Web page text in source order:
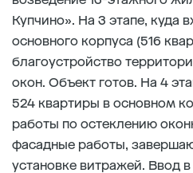
Купчино». На 3 этапе, куда
основного корпуса (516
благоустройство
окон. Объект готов. На 4
524 квартиры в основном
работы по остеклению
фасадные работы,
установке витражей. Ввод